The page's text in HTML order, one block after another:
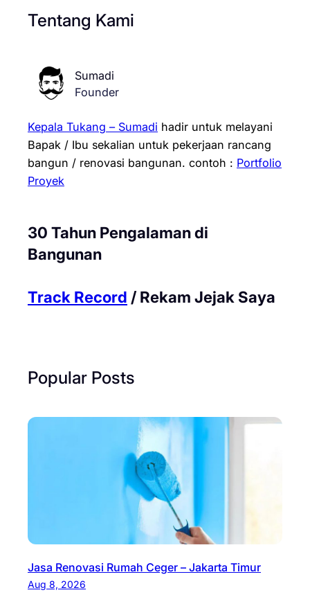
Tentang Kami
Sumadi
Founder
Kepala Tukang – Sumadi hadir untuk melayani
Bapak / Ibu sekalian untuk pekerjaan rancang
bangun / renovasi bangunan. contoh : Portfolio
Proyek
30 Tahun Pengalaman di
Bangunan
Track Record / Rekam Jejak Saya
Popular Posts
Jasa Renovasi Rumah Ceger – Jakarta Timur
Aug 8, 2026